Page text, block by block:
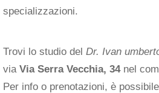
specializzazioni.
Trovi lo studio del Dr. Ivan
via Via Serra Vecchia, 34nel
Per info o prenotazioni, è